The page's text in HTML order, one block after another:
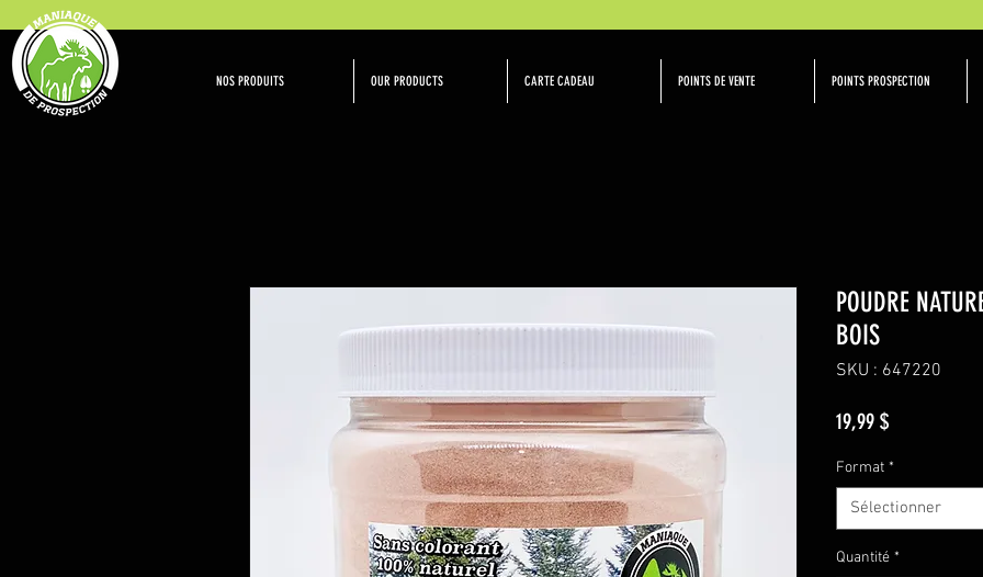
NOS PRODUITS OUR PRODUCTS CARTE CADEAU POINTS DE VENTE POINTS PROSPECTION
POUDRE
BOIS
SKU : 647220
19,99 $Prix
Format *
Sélectionner
Quantité *